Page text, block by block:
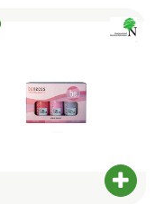
Warenkorb hinzufügen
, Verband:
Produkt zu Favouriten hinzufügen